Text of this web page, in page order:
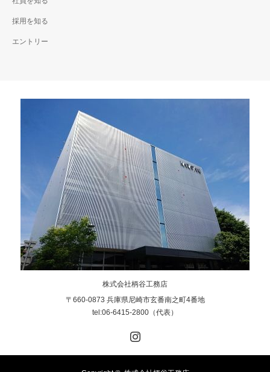
採用を知る
エントリー
株式会社柄谷工務店
〒660-0873 兵庫県尼崎市玄番南之町4番地
tel:06-6415-2800（代表）